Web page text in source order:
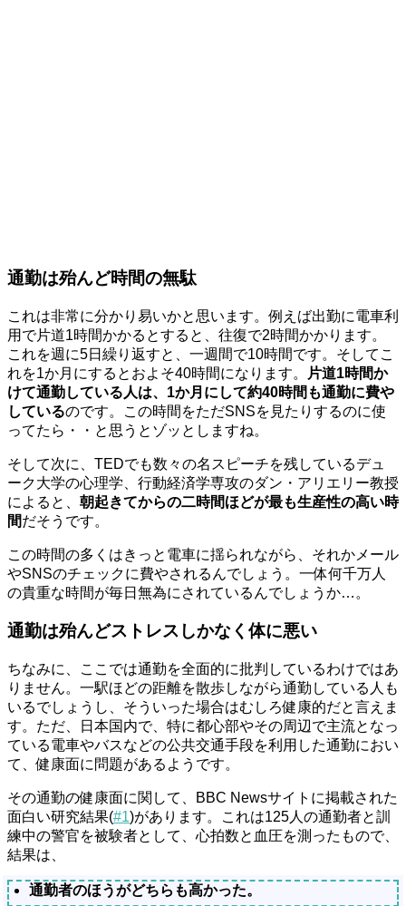
通勤は殆んど時間の無駄
これは非常に分かり易いかと思います。例えば出勤に電車利
用で片道1時間かかるとすると、往復で2時間かかります。
これを週に5日繰り返すと、一週間で10時間です。そしてこ
れを1か月にするとおよそ40時間になります。
片道1時間か
けて通勤している人は、1か月にして約40時間も通勤に費や
しているのです。この時間をただSNSを見たりするのに使
ってたら・・と思うとゾッとしますね。
そして次に、TEDでも数々の名スピーチを残しているデュ
ーク大学の心理学、行動経済学専攻のダン・アリエリー教授
によると、 朝起きてからの二時間ほどが最も生産性の高い時
間だそうです。
この時間の多くはきっと電車に揺られながら、それかメール
やSNSのチェックに費やされるんでしょう。一体何千万人
の貴重な時間が毎日無為にされているんでしょうか…。
通勤は殆んどストレスしかなく体に悪い
ちなみに、ここでは通勤を全面的に批判しているわけではあ
りません。一駅ほどの距離を散歩しながら通勤している人も
いるでしょうし、そういった場合はむしろ健康的だと言えま
す。ただ、日本国内で、特に都心部やその周辺で主流となっ
ている電車やバスなどの公共交通手段を利用した通勤におい
て、健康面に問題があるようです。
その通勤の健康面に関して、BBC Newsサイトに掲載された
面白い研究結果(#1)があります。これは125人の通勤者と訓
練中の警官を被験者として、心拍数と血圧を測ったもので、
結果は、
通勤者のほうがどちらも高かった。